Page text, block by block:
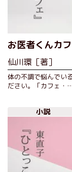
お医者くんカ
仙川環［著］
体の不調で悩んでい
ださい。「カフェ・…
小説